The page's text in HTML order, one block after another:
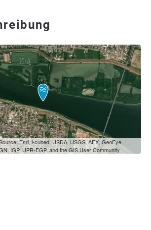
Esri, i-cubed, USDA, USGS, AEX, GeoEye,
IGP, UPR-EGP, and the GIS User Community